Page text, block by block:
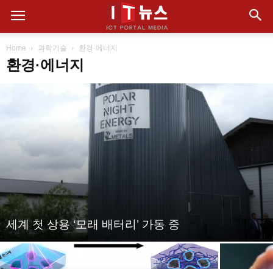
Home 과학기술 환경·에너지
환경·에너지
세계 첫 상용 ‘모래 배터리’ 가동 중